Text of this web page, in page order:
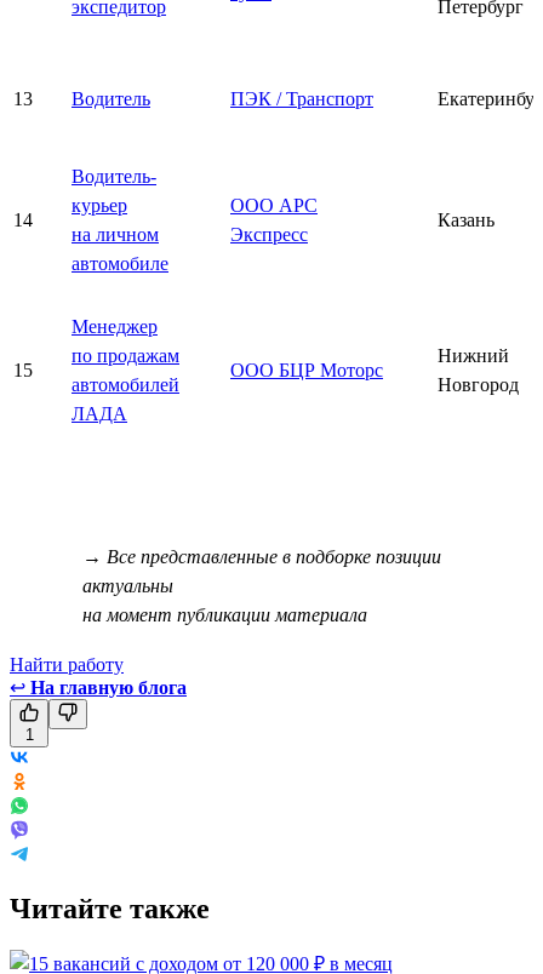
экспедитор Петербург
13 Водитель ПЭК / Транспорт
14
Водитель-
курьер
на личном
автомобиле
ООО АРС
Экспресс
Казань
15
Менеджер
по продажам
автомобилей
ЛАДА
ООО БЦР Моторс
Нижний
Новгород
→ Все представленные в подборке позиции
актуальны
на момент публикации материала
Найти работу
↩ На главную блога
1
Читайте также